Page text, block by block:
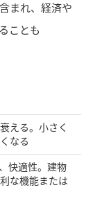
まれ、経済や
ことも
える。小さく
なる
快適性。建物
な機能または